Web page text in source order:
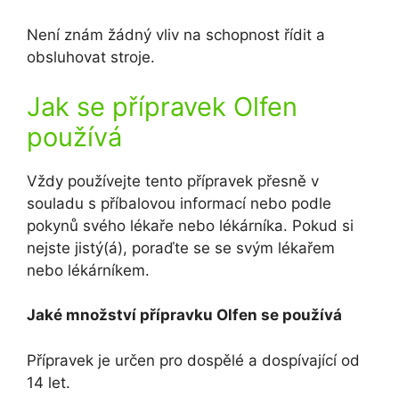
Není znám žádný vliv na schopnost řídit a
obsluhovat stroje.
Jak se přípravek Olfen
používá
Vždy používejte tento přípravek přesně v
souladu s příbalovou informací nebo podle
pokynů svého lékaře nebo lékárníka. Pokud si
nejste jistý(á), poraďte se se svým lékařem
nebo lékárníkem.
Jaké množství přípravku Olfen se používá
Přípravek je určen pro dospělé a dospívající od
14 let.